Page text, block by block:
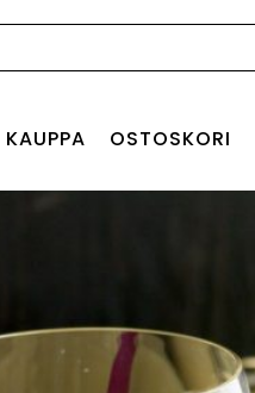
KAUPPA OSTOSKORI